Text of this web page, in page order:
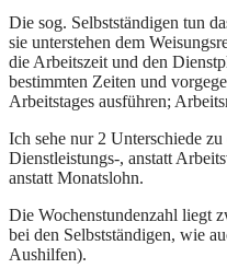
Die sog. Selbstständigen tun
sie unterstehen dem
die Arbeitszeit und den
bestimmten Zeiten und
Arbeitstages ausführen;
Ich sehe nur 2 Unterschiede
Dienstleistungs-, anstatt
anstatt Monatslohn.
Die Wochenstundenzahl liegt
bei den Selbstständigen, wie
Aushilfen).